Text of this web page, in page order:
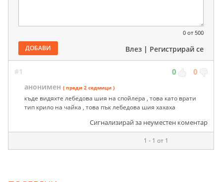
0 от 500
ДОБАВИ Влез | Регистрирай се
#1 0 0
анонимен ( преди 2 седмици )
къде видяхте лебедова шия на спойлера , това като врати
тип крило на чайка , това пък лебедова шия хахаха
Сигнализирай за неуместен коментар
1 - 1 от 1